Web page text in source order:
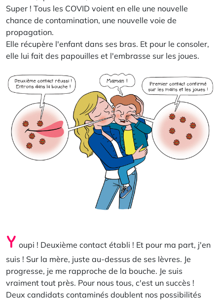
Super ! Tous les COVID voient en elle une nouvelle
chance de contamination, une nouvelle voie de
propagation.
Elle récupère l'enfant dans ses bras. Et pour le consoler,
elle lui fait des papouilles et l'embrasse sur les joues.
Y oupi ! Deuxième contact établi ! Et pour ma part, j'en
suis ! Sur la mère, juste au-dessus de ses lèvres. Je
progresse, je me rapproche de la bouche. Je suis
vraiment tout près. Pour nous tous, c'est un succès !
Deux candidats contaminés doublent nos possibilités